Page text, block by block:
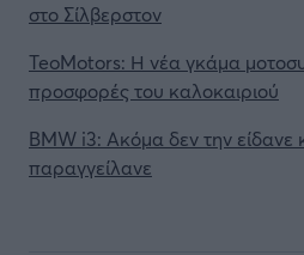
στο Σίλβερστον
TeoMotors: Η νέα γκάμα
προσφορές του καλοκαιριού
BMW i3: Ακόμα δεν την είδανε
παραγγείλανε